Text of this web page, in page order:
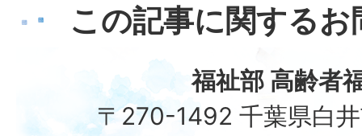
この記事に関する
福祉部 高齢者
〒270-1492 千葉県白